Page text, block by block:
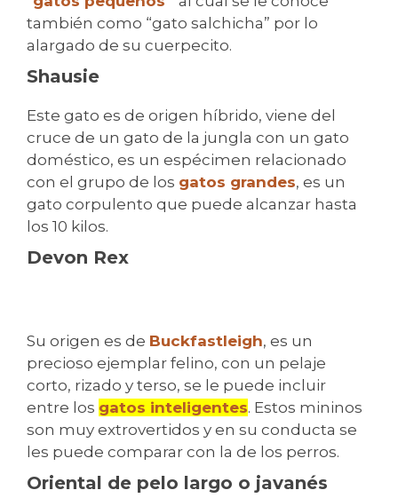
también como “gato salchicha” por lo
alargado de su cuerpecito.
Shausie
Este gato es de origen híbrido, viene del
cruce de un gato de la jungla con un gato
doméstico, es un espécimen relacionado
con el grupo de los gatos grandes, es un
gato corpulento que puede alcanzar hasta
los 10 kilos.
Devon Rex
Su origen es de Buckfastleigh, es un
precioso ejemplar felino, con un pelaje
corto, rizado y terso, se le puede incluir
entre los gatos inteligentes. Estos mininos
son muy extrovertidos y en su conducta se
les puede comparar con la de los perros.
Oriental de pelo largo o javanés